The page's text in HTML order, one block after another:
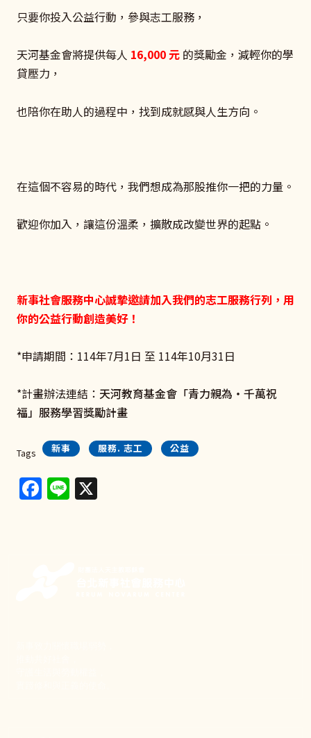
只要你投入公益行動，參與志工服務，
天河基金會將提供每人 16,000元 的獎勵金，減輕你的學
貸壓力，
也陪你在助人的過程中，找到成就感與人生方向。
在這個不容易的時代，我們想成為那股推你一把的力量。
歡迎你加入，讓這份溫柔，擴散成改變世界的起點。
新事社會服務中心誠摯邀請加入我們的志工服務行列，用
你的公益行動創造美好！
*申請期間：114年7月1日 至 114年10月31日
*計畫辦法連結： 天河教育基金會「青力親為‧千萬祝
福」服務學習獎勵計畫
Tags 新事 服務. 志工 公益
Facebook
Line